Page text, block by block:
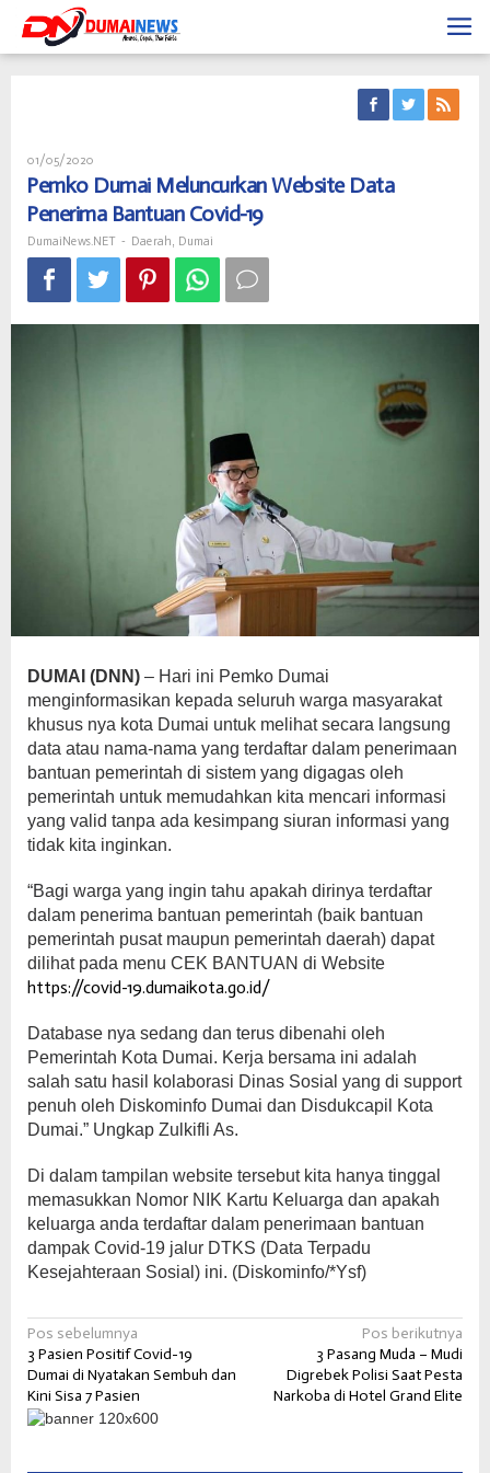
content
01/05/2020
Pemko Dumai Meluncurkan Website Data
Penerima Bantuan Covid-19
DumaiNews.NET - Daerah Dumai
DUMAI (DNN) – Hari ini Pemko Dumai
menginformasikan kepada seluruh warga masyarakat
khusus nya kota Dumai untuk melihat secara langsung
data atau nama-nama yang terdaftar dalam penerimaan
bantuan pemerintah di sistem yang digagas oleh
pemerintah untuk memudahkan kita mencari informasi
yang valid tanpa ada kesimpang siuran informasi yang
tidak kita inginkan.
“Bagi warga yang ingin tahu apakah dirinya terdaftar
dalam penerima bantuan pemerintah (baik bantuan
pemerintah pusat maupun pemerintah daerah) dapat
dilihat pada menu CEK BANTUAN di Website
https://covid-19.dumaikota.go.id/
Database nya sedang dan terus dibenahi oleh
Pemerintah Kota Dumai. Kerja bersama ini adalah
salah satu hasil kolaborasi Dinas Sosial yang di support
penuh oleh Diskominfo Dumai dan Disdukcapil Kota
Dumai.” Ungkap Zulkifli As.
Di dalam tampilan website tersebut kita hanya tinggal
memasukkan Nomor NIK Kartu Keluarga dan apakah
keluarga anda terdaftar dalam penerimaan bantuan
dampak Covid-19 jalur DTKS (Data Terpadu
Kesejahteraan Sosial) ini. (Diskominfo/*Ysf)
Navigasi
pos
Pos sebelumnya
3 Pasien Positif Covid-19
Dumai di Nyatakan Sembuh dan
Kini Sisa 7 Pasien
Pos berikutnya
3 Pasang Muda – Mudi
Digrebek Polisi Saat Pesta
Narkoba di Hotel Grand Elite